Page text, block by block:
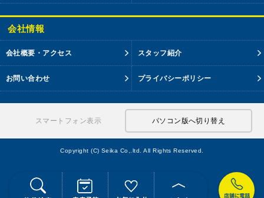
会社情報
会社概要・アクセス スタッフ紹介
お問い合わせ プライバシーポリシー
スマートフォン表示 パソコン版へ切り替え
Copyright (C) Seika Co,.ltd. All Rights Reserved.